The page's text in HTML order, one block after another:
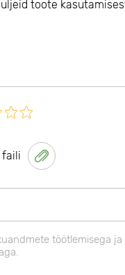
faili
töötlemisega